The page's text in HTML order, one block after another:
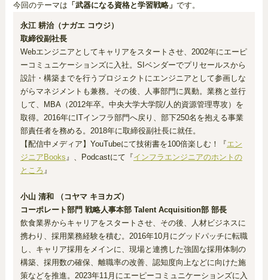
今回のテーマは 「武器になる資格と学習戦略」 です。
永江 耕治（ナガエ コウジ）
取締役副社長
Webエンジニアとしてキャリアをスタートさせ、2002年にエーピ
ーコミュニケーションズに入社。SIベンダーでプリセールスから
設計・構築までを行うプロジェクトにエンジニアとして参画しな
がらマネジメントも兼務。その後、人事部門に異動。業務と並行
して、MBA（2012年卒。中央大学大学院/人的資源管理専攻）を
取得。2016年にITインフラ部門へ戻り、部下250名を抱える事業
部責任者を務める。2018年に取締役副社長に就任。
【配信中メディア】YouTubeにて技術書を100倍楽しむ！『エン
ジニアBooks』、Podcastにて『インフラエンジニアのホントの
ところ』
小山 清和 （コヤマ キヨカズ）
コーポレート部門 戦略人事本部 Talent Acquisition部 部長
飲食業界からキャリアをスタートさせ、その後、人材ビジネスに
携わり、採用業務経験を積む。2016年10月にグッドパッチに転職
し、キャリア採用をメインに、現場と連携した強固な採用体制の
構築、採用数の確保、離職率の改善、認知度向上などに向けた施
策などを推進。2023年11月にエーピーコミュニケーションズに入